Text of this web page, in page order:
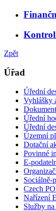
Zpět
Úřad
Úřední
Vyhlášky
Úřední
Úřední
Územní
Dotační
Povinné
E-
Sociálně-
Czech
Nařízení
Služby